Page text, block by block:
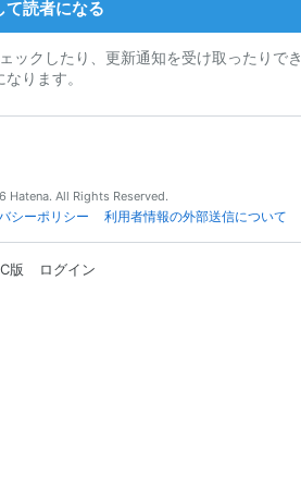
て読者になる
ックしたり、更新通知を受け取ったりでき
ります。
All Rights Reserved.
シーポリシー 利用者情報の外部送信について
版 ログイン